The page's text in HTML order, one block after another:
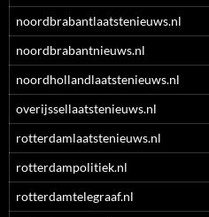
noordbrabantlaatstenieuws.nl
noordbrabantnieuws.nl
noordhollandlaatstenieuws.nl
overijssellaatstenieuws.nl
rotterdamlaatstenieuws.nl
rotterdampolitiek.nl
rotterdamtelegraaf.nl